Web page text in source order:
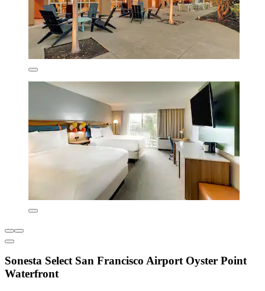
Sonesta Select San Francisco Airport Oyster Point
Waterfront